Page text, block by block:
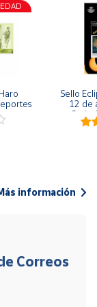
Sello
12 de
Serie
información
Correos